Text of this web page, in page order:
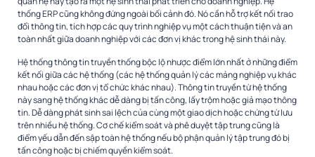
thống ERP cũng không đứng ngoài bối cảnh đó. Nó cần hỗ trợ kết nối trao
đổi thông tin, tích hợp các quy trình nghiệp vụ một cách thuận tiện và an
toàn nhất giữa doanh nghiệp với các đơn vị khác trong hệ sinh thái này.
Hệ thống thông tin truyền thống bộc lộ nhược điểm lớn nhất ở những điểm
kết nối giữa các hệ thống (các hệ thống quản lý các mảng nghiệp vụ khác
nhau hoặc các đơn vị tổ chức khác nhau). Thông tin truyền từ hệ thống
này sang hệ thống khác dễ dàng bị tấn công, lấy trộm hoặc giả mạo thông
tin. Dễ dàng phát sinh sai lệch của cùng một giao dịch hoặc chứng từ lưu
trên nhiều hệ thống. Cơ chế kiểm soát và phê duyệt tập trung cũng là
điểm yếu dẫn đến sập toàn hệ thống nếu bộ phận quản lý tập trung đó bị
tấn công hoặc bị chiếm quyền kiểm soát.